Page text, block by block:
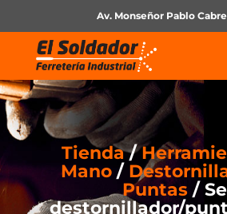
Av. Monseñor Pablo
Tienda/
Mano /
Puntas /
destornillador/